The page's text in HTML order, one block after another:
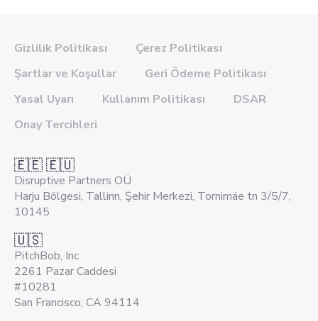
Gizlilik Politikası
Çerez Politikası
Şartlar ve Koşullar
Geri Ödeme Politikası
Yasal Uyarı
Kullanım Politikası
DSAR
Onay Tercihleri
🇪🇪 🇪🇺
Disruptive Partners OÜ
Harju Bölgesi, Tallinn, Şehir Merkezi, Tornimäe tn 3/5/7,
10145
🇺🇸
PitchBob, Inc
2261 Pazar Caddesi
#10281
San Francisco, CA 94114